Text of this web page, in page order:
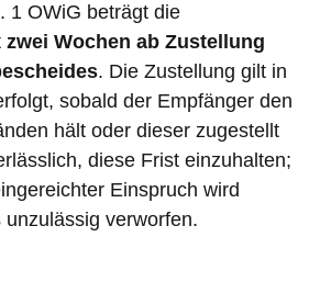
1 OWiG beträgt die
zwei Wochen ab Zustellung
. Die Zustellung gilt in
sobald der Empfänger den
hält oder dieser zugestellt
diese Frist einzuhalten;
Einspruch wird
verworfen.